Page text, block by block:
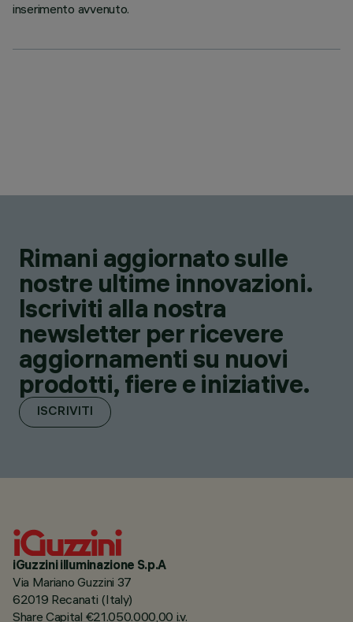
inserimento avvenuto.
Rimani aggiornato sulle
nostre ultime innovazioni.
Iscriviti alla nostra
newsletter per ricevere
aggiornamenti su nuovi
prodotti, fiere e iniziative.
ISCRIVITI
iGuzzini illuminazione S.p.A
Via Mariano Guzzini 37
62019 Recanati (Italy)
Share Capital €21.050.000,00 i.v.